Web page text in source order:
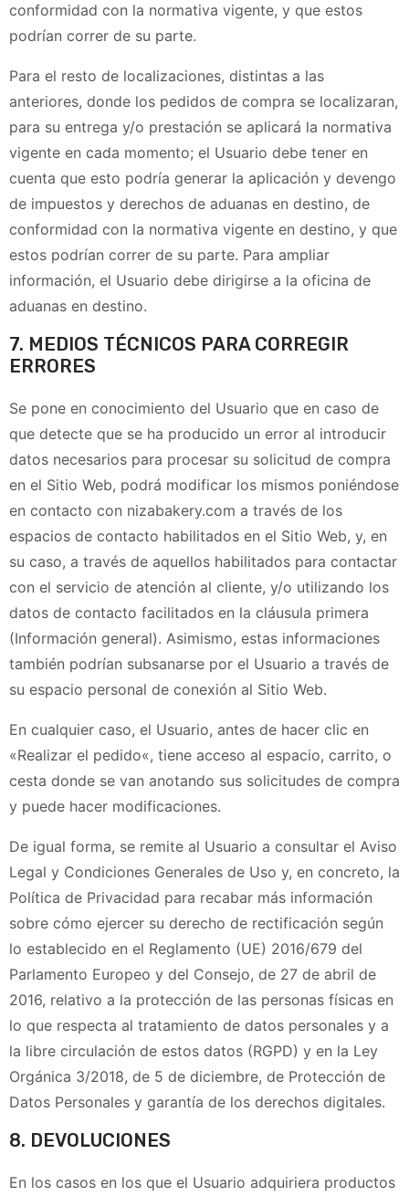
conformidad con la normativa vigente, y que estos
podrían correr de su parte.
Para el resto de localizaciones, distintas a las
anteriores, donde los pedidos de compra se localizaran,
para su entrega y/o prestación se aplicará la normativa
vigente en cada momento; el Usuario debe tener en
cuenta que esto podría generar la aplicación y devengo
de impuestos y derechos de aduanas en destino, de
conformidad con la normativa vigente en destino, y que
estos podrían correr de su parte. Para ampliar
información, el Usuario debe dirigirse a la oficina de
aduanas en destino.
7. MEDIOS TÉCNICOS PARA CORREGIR
ERRORES
Se pone en conocimiento del Usuario que en caso de
que detecte que se ha producido un error al introducir
datos necesarios para procesar su solicitud de compra
en el Sitio Web, podrá modificar los mismos poniéndose
en contacto con nizabakery.com a través de los
espacios de contacto habilitados en el Sitio Web, y, en
su caso, a través de aquellos habilitados para contactar
con el servicio de atención al cliente, y/o utilizando los
datos de contacto facilitados en la cláusula primera
(Información general). Asimismo, estas informaciones
también podrían subsanarse por el Usuario a través de
su espacio personal de conexión al Sitio Web.
En cualquier caso, el Usuario, antes de hacer clic en
«Realizar el pedido«, tiene acceso al espacio, carrito, o
cesta donde se van anotando sus solicitudes de compra
y puede hacer modificaciones.
De igual forma, se remite al Usuario a consultar el Aviso
Legal y Condiciones Generales de Uso y, en concreto, la
Política de Privacidad para recabar más información
sobre cómo ejercer su derecho de rectificación según
lo establecido en el Reglamento (UE) 2016/679 del
Parlamento Europeo y del Consejo, de 27 de abril de
2016, relativo a la protección de las personas físicas en
lo que respecta al tratamiento de datos personales y a
la libre circulación de estos datos (RGPD) y en la Ley
Orgánica 3/2018, de 5 de diciembre, de Protección de
Datos Personales y garantía de los derechos digitales.
8. DEVOLUCIONES
En los casos en los que el Usuario adquiriera productos